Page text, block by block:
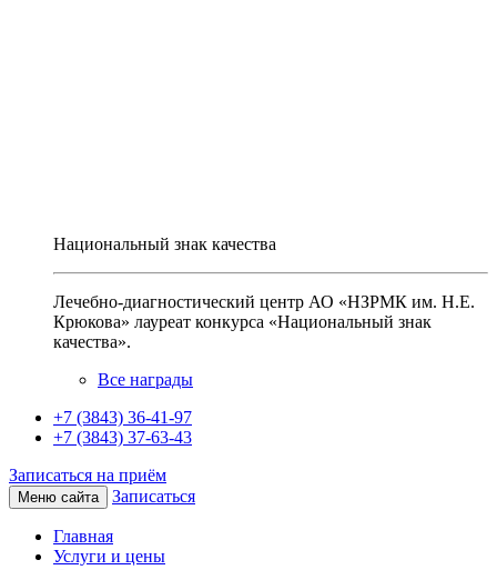
Национальный знак качества
Лечебно-диагностический центр АО «НЗРМК им. Н.Е.
Крюкова» лауреат конкурса «Национальный знак
качества».
Все награды
+7 (3843) 36-41-97
+7 (3843) 37-63-43
Записаться на приём
Меню сайта Записаться
Главная
Услуги и цены